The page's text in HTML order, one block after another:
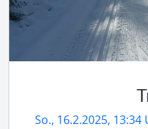
So., 16.2.2025, 13:34